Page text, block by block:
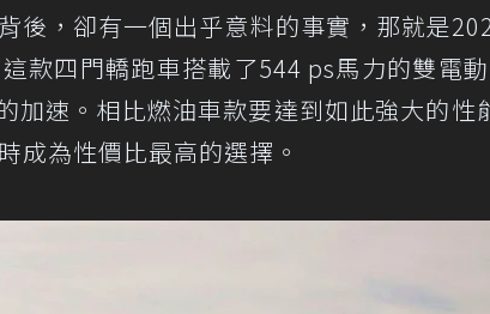
後，卻有一個出乎意料的事實，那就是
款四門轎跑車搭載了544 ps馬力的雙電
加速。相比燃油車款要達到如此強大的性
成為性價比最高的選擇。